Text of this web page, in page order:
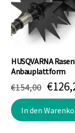
HUSQVARNA
Anbauplattform
€154,00
Preis
war:
€
In den